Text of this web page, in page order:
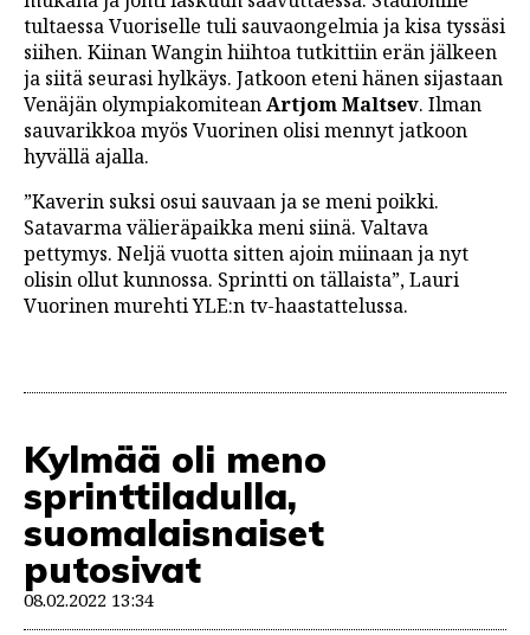
tultaessa Vuoriselle tuli sauvaongelmia ja kisa tyssäsi
siihen. Kiinan Wangin hiihtoa tutkittiin erän jälkeen
ja siitä seurasi hylkäys. Jatkoon eteni hänen sijastaan
Venäjän olympiakomiteanArtjom Maltsev. Ilman
sauvarikkoa myös Vuorinen olisi mennyt jatkoon
hyvällä ajalla.
”Kaverin suksi osui sauvaan ja se meni poikki.
Satavarma välieräpaikka meni siinä. Valtava
pettymys. Neljä vuotta sitten ajoin miinaan ja nyt
olisin ollut kunnossa. Sprintti on tällaista”, Lauri
Vuorinen murehti YLE:n tv-haastattelussa.
Kylmää oli meno
sprinttiladulla,
suomalaisnaiset
putosivat
08.02.2022 13:34